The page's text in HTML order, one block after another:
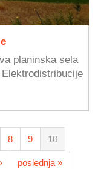
planinska sela
8 9 10
poslednja »